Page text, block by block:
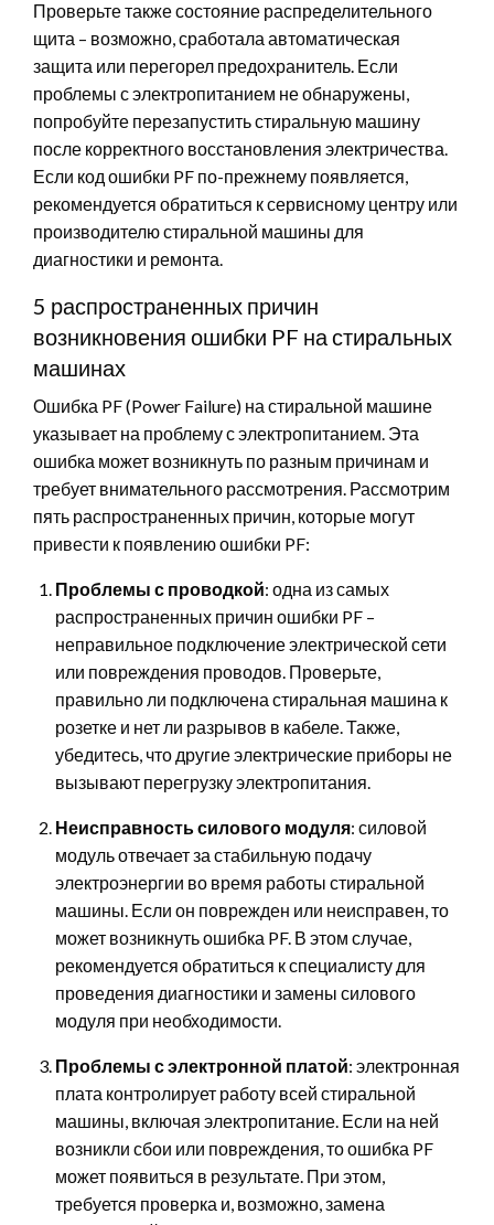
Проверьте также состояние распределительного
щита – возможно, сработала автоматическая
защита или перегорел предохранитель. Если
проблемы с электропитанием не обнаружены,
попробуйте перезапустить стиральную машину
после корректного восстановления электричества.
Если код ошибки PF по-прежнему появляется,
рекомендуется обратиться к сервисному центру или
производителю стиральной машины для
диагностики и ремонта.
5 распространенных причин
возникновения ошибки PF на стиральных
машинах
Ошибка PF (Power Failure) на стиральной машине
указывает на проблему с электропитанием. Эта
ошибка может возникнуть по разным причинам и
требует внимательного рассмотрения. Рассмотрим
пять распространенных причин, которые могут
привести к появлению ошибки PF:
Проблемы с проводкой: одна из самых
распространенных причин ошибки PF –
неправильное подключение электрической сети
или повреждения проводов. Проверьте,
правильно ли подключена стиральная машина к
розетке и нет ли разрывов в кабеле. Также,
убедитесь, что другие электрические приборы не
вызывают перегрузку электропитания.
Неисправность силового модуля: силовой
модуль отвечает за стабильную подачу
электроэнергии во время работы стиральной
машины. Если он поврежден или неисправен, то
может возникнуть ошибка PF. В этом случае,
рекомендуется обратиться к специалисту для
проведения диагностики и замены силового
модуля при необходимости.
Проблемы с электронной платой: электронная
плата контролирует работу всей стиральной
машины, включая электропитание. Если на ней
возникли сбои или повреждения, то ошибка PF
может появиться в результате. При этом,
требуется проверка и, возможно, замена